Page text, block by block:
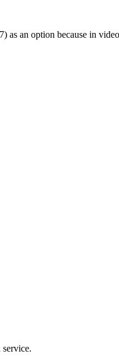
an option because in